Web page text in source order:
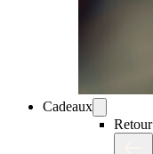
Cadeaux
Retour